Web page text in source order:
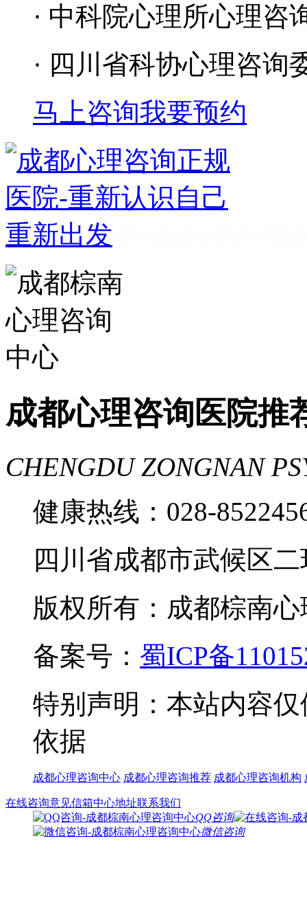
· 中科院心理所心理咨
· 四川省科协心理咨询
马上咨询我要预约
成都看心理疾病
家好 成都心理咨询推荐
费
成都心理医院哪里好
成都心理咨询医院推
CHENGDU ZONGNAN
健康热线：028-
四川省成都市武候区
版权所有：成都棕南
备案号： 蜀ICP备
特别声明：本站内容
依据
成都心理咨询中心 成都心理咨询推荐 成都心理咨询机构
在线咨询意见信箱中心地址联系我们
QQ咨询
微信咨询